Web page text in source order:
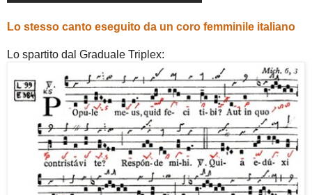
Lo stesso canto eseguito da un coro femminile italiano
Lo spartito dal Graduale Triplex: